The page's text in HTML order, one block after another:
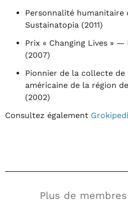
Personnalité
Sustainatopia (2011)
Prix « Changing Lives » —
(2007)
Pionnier de la collecte
américaine de la région
(2002)
Consultez également
Plus de